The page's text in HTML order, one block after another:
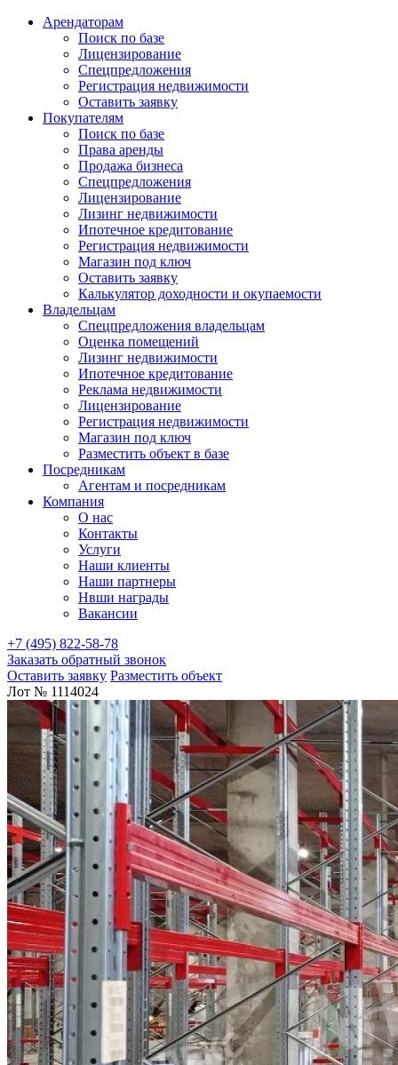
Арендаторам
Поиск по базе
Лицензирование
Спецпредложения
Регистрация недвижимости
Оставить заявку
Покупателям
Поиск по базе
Права аренды
Продажа бизнеса
Спецпредложения
Лицензирование
Лизинг недвижимости
Ипотечное кредитование
Регистрация недвижимости
Магазин под ключ
Оставить заявку
Калькулятор доходности и окупаемости
Владельцам
Спецпредложения владельцам
Оценка помещений
Лизинг недвижимости
Ипотечное кредитование
Реклама недвижимости
Лицензирование
Регистрация недвижимости
Магазин под ключ
Разместить объект в базе
Посредникам
Агентам и посредникам
Компания
О нас
Контакты
Услуги
Наши клиенты
Наши партнеры
Нвши награды
Вакансии
+7 (495) 822-58-78
Заказать обратный звонок
Оставить заявку Разместить объект
Лот № 1114024